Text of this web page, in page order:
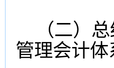
（二）总
管理会计体